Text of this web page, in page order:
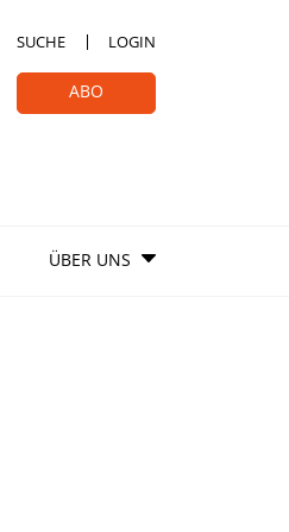
SUCHE LOGIN
ABO
ÜBER UNS